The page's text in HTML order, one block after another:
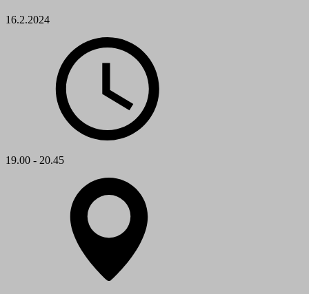
16.2.2024
19.00 - 20.45